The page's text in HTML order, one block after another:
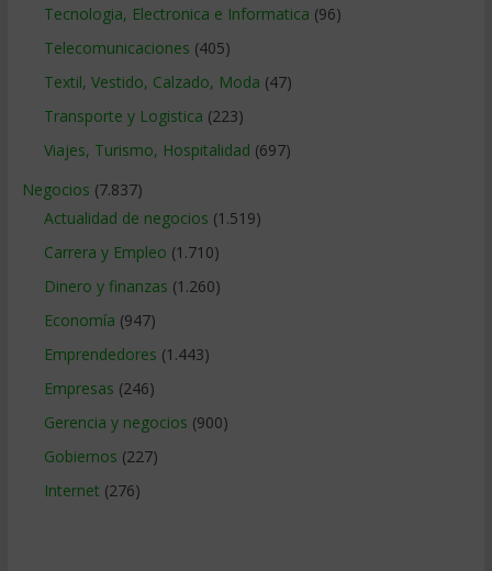
Tecnologia, Electronica e Informatica (96)
Telecomunicaciones (405)
Textil, Vestido, Calzado, Moda (47)
Transporte y Logistica (223)
Viajes, Turismo, Hospitalidad (697)
Negocios (7.837)
Actualidad de negocios (1.519)
Carrera y Empleo (1.710)
Dinero y finanzas (1.260)
Economía (947)
Emprendedores (1.443)
Empresas (246)
Gerencia y negocios (900)
Gobiernos (227)
Internet (276)